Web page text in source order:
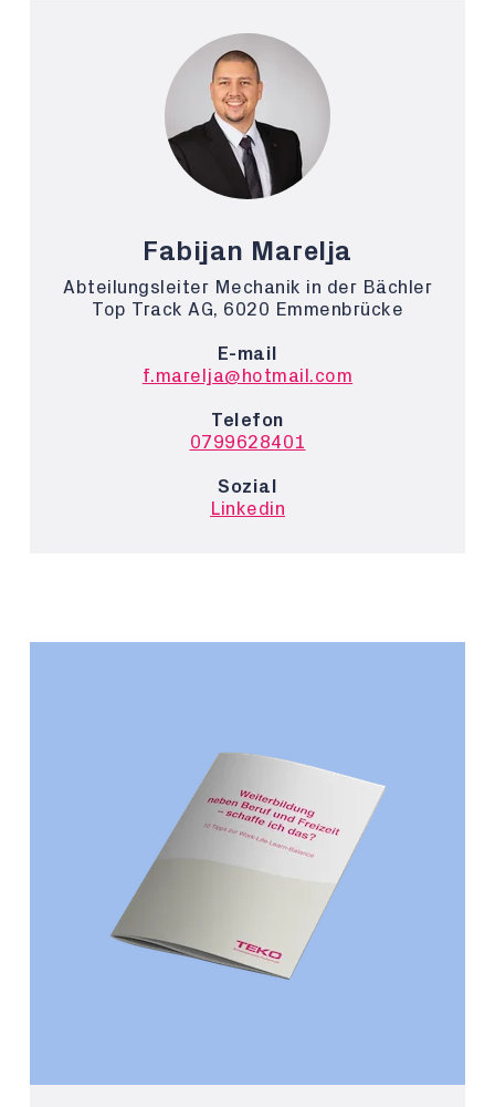
Fabijan Marelja
Abteilungsleiter Mechanik in der Bächler
Top Track AG, 6020 Emmenbrücke
E-mail
f.marelja@hotmail.com
Telefon
0799628401
Sozial
Linkedin